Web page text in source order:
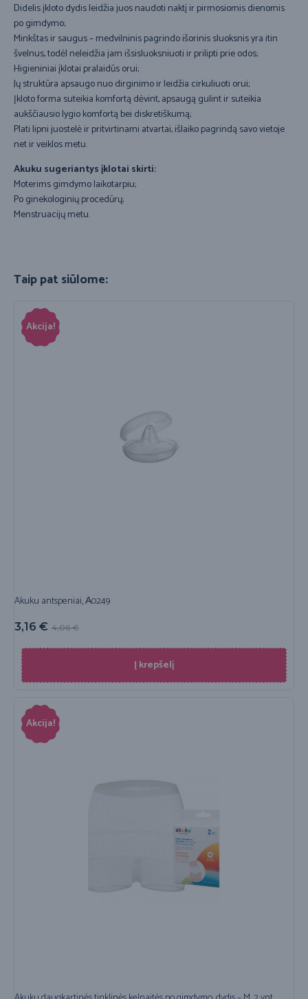
Didelis įkloto dydis leidžia juos naudoti naktį ir pirmosiomis dienomis
po gimdymo;
Minkštas ir saugus – medvilninis pagrindo išorinis sluoksnis yra itin
švelnus, todėl neleidžia jam išsisluoksniuoti ir prilipti prie odos;
Higieniniai įklotai pralaidūs orui;
Jų struktūra apsaugo nuo dirginimo ir leidžia cirkuliuoti orui;
Įkloto forma suteikia komfortą dėvint, apsaugą gulint ir suteikia
aukščiausio lygio komfortą bei diskretiškumą;
Plati lipni juostelė ir pritvirtinami atvartai, išlaiko pagrindą savo vietoje
net ir veiklos metu.
Akuku sugeriantys įklotai skirti:
Moterims gimdymo laikotarpiu;
Po ginekologinių procedūrų;
Menstruacijų metu.
Taip pat siūlome:
Akcija!
Akuku antspeniai, А0249
4,06€
3,16 €
Į krepšelį
Akcija!